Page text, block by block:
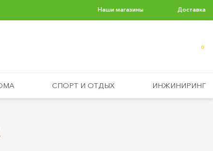
Наши магазины Доставка
0
СПОРТ И ОТДЫХ ИНЖИНИРИНГ